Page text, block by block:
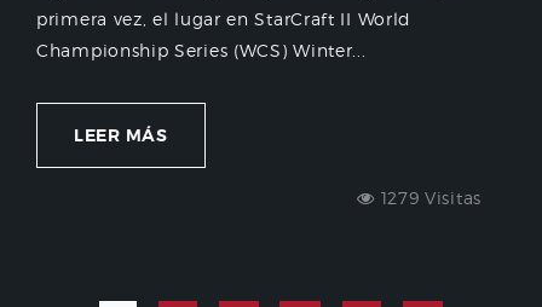
primera vez, el lugar en StarCraft II World
Championship Series (WCS) Winter...
LEER MÁS
1279 Visitas